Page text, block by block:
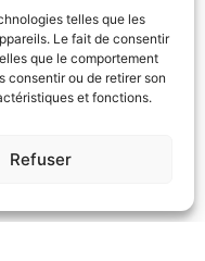
telles que les
Le fait de consentir
que le comportement
consentir ou de retirer son
et fonctions.
Refuser